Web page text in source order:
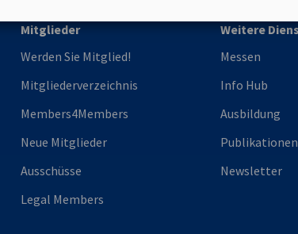
Mitglieder
Werden Sie Mitglied!
Mitgliederverzeichnis
Members4Members
Neue Mitglieder
Ausschüsse
Legal Members
Weitere
Messen
Info Hub
Ausbildung
Publikationen
Newsletter